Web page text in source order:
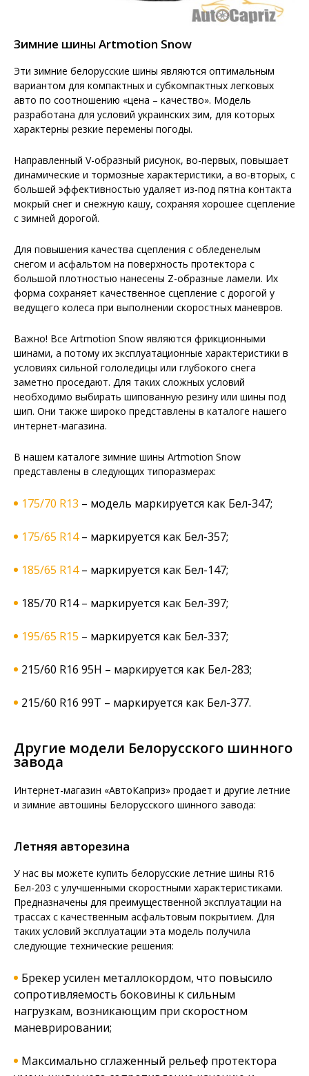
Зимние шины Artmotion Snow
Эти зимние белорусские шины являются оптимальным
вариантом для компактных и субкомпактных легковых
авто по соотношению «цена – качество». Модель
разработана для условий украинских зим, для которых
характерны резкие перемены погоды.
Направленный V-образный рисунок, во-первых, повышает
динамические и тормозные характеристики, а во-вторых, с
большей эффективностью удаляет из-под пятна контакта
мокрый снег и снежную кашу, сохраняя хорошее сцепление
с зимней дорогой.
Для повышения качества сцепления с обледенелым
снегом и асфальтом на поверхность протектора с
большой плотностью нанесены Z-образные ламели. Их
форма сохраняет качественное сцепление с дорогой у
ведущего колеса при выполнении скоростных маневров.
Важно! Все Artmotion Snow являются фрикционными
шинами, а потому их эксплуатационные характеристики в
условиях сильной гололедицы или глубокого снега
заметно проседают. Для таких сложных условий
необходимо выбирать шипованную резину или шины под
шип. Они также широко представлены в каталоге нашего
интернет-магазина.
В нашем каталоге зимние шины Artmotion Snow
представлены в следующих типоразмерах:
175/70 R13 – модель маркируется как Бел-347;
175/65 R14– маркируется как Бел-357;
185/65 R14– маркируется как Бел-147;
185/70 R14 – маркируется как Бел-397;
195/65 R15 – маркируется как Бел-337;
215/60 R16 95Н – маркируется как Бел-283;
215/60 R16 99Т – маркируется как Бел-377.
Другие модели Белорусского шинного
завода
Интернет-магазин «АвтоКаприз» продает и другие летние
и зимние автошины Белорусского шинного завода:
Летняя авторезина
У нас вы можете купить белорусские летние шины R16
Бел-203 с улучшенными скоростными характеристиками.
Предназначены для преимущественной эксплуатации на
трассах с качественным асфальтовым покрытием. Для
таких условий эксплуатации эта модель получила
следующие технические решения:
Брекер усилен металлокордом, что повысило
сопротивляемость боковины к сильным
нагрузкам, возникающим при скоростном
маневрировании;
Максимально сглаженный рельеф протектора